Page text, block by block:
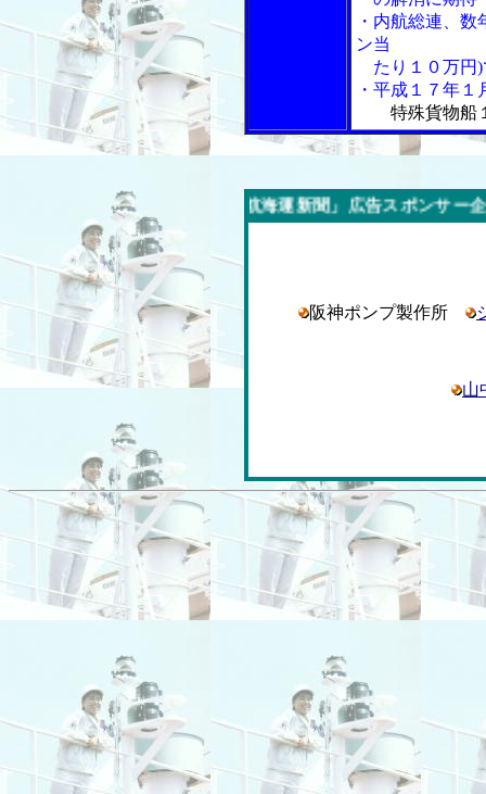
・内航総連、
ン当
たり１０万円)
・平成１７年
特殊貨物船
今週の「内航海運新聞」広告スポンサー企業
阪神ポンプ製作所
山